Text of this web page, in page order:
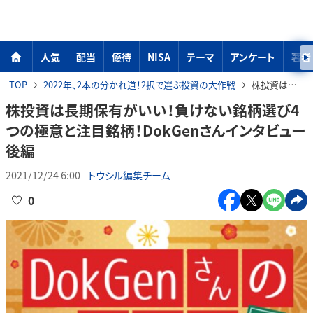
人気 配当 優待 NISA テーマ アンケート 著者
TOP 2022年、2本の分かれ道！2択で選ぶ投資の大作戦 株投資は長期保有がいい！負けない銘柄選び4つの極意と注目銘柄！DokGenさんインタビュー後編
株投資は長期保有がいい！負けない銘柄選び4
つの極意と注目銘柄！DokGenさんインタビュー
後編
2021/12/24 6:00 トウシル編集チーム
0